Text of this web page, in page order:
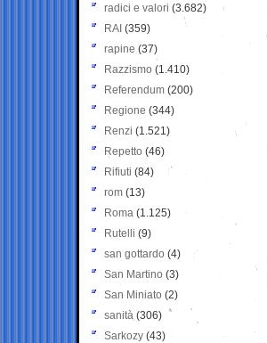
radici e valori (3.682)
RAI (359)
rapine (37)
Razzismo (1.410)
Referendum (200)
Regione (344)
Renzi (1.521)
Repetto (46)
Rifiuti (84)
rom (13)
Roma (1.125)
Rutelli (9)
san gottardo (4)
San Martino (3)
San Miniato (2)
sanità (306)
Sarkozy (43)